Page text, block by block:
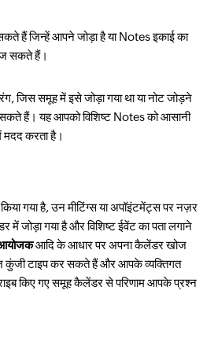
हैं जिन्हें आपने जोड़ा है या Notes इकाई का
सकते हैं।
जिस समूह में इसे जोड़ा गया था या नोट जोड़ने
हैं। यह आपको विशिष्ट Notes को आसानी
करता है।
गया है, उन मीटिंग्स या अपॉइंटमेंट्स पर नज़र
जोड़ा गया है और विशिष्ट ईवेंट का पता लगाने
आदि के आधार पर अपना कैलेंडर खोज
टाइप कर सकते हैं और आपके व्यक्तिगत
किए गए समूह कैलेंडर से परिणाम आपके प्रश्न